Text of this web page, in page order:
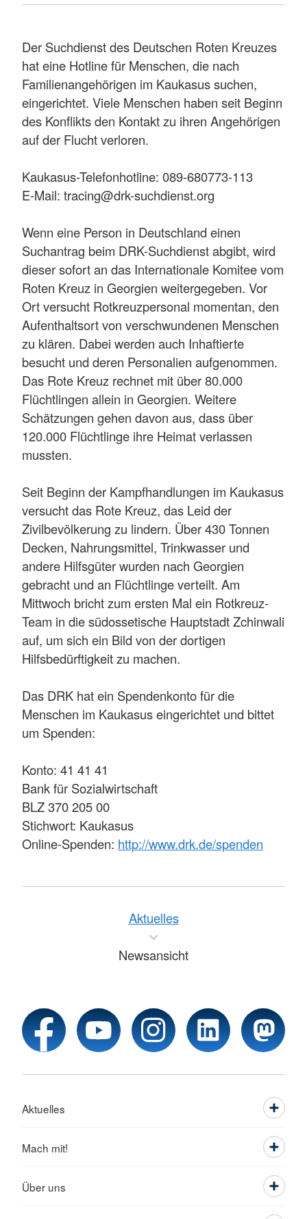
Der Suchdienst des Deutschen Roten Kreuzes
hat eine Hotline für Menschen, die nach
Familienangehörigen im Kaukasus suchen,
eingerichtet. Viele Menschen haben seit Beginn
des Konflikts den Kontakt zu ihren Angehörigen
auf der Flucht verloren.
Kaukasus-Telefonhotline: 089-680773-113
E-Mail: tracing@drk-suchdienst.org
Wenn eine Person in Deutschland einen
Suchantrag beim DRK-Suchdienst abgibt, wird
dieser sofort an das Internationale Komitee vom
Roten Kreuz in Georgien weitergegeben. Vor
Ort versucht Rotkreuzpersonal momentan, den
Aufenthaltsort von verschwundenen Menschen
zu klären. Dabei werden auch Inhaftierte
besucht und deren Personalien aufgenommen.
Das Rote Kreuz rechnet mit über 80.000
Flüchtlingen allein in Georgien. Weitere
Schätzungen gehen davon aus, dass über
120.000 Flüchtlinge ihre Heimat verlassen
mussten.
Seit Beginn der Kampfhandlungen im Kaukasus
versucht das Rote Kreuz, das Leid der
Zivilbevölkerung zu lindern. Über 430 Tonnen
Decken, Nahrungsmittel, Trinkwasser und
andere Hilfsgüter wurden nach Georgien
gebracht und an Flüchtlinge verteilt. Am
Mittwoch bricht zum ersten Mal ein Rotkreuz-
Team in die südossetische Hauptstadt Zchinwali
auf, um sich ein Bild von der dortigen
Hilfsbedürftigkeit zu machen.
Das DRK hat ein Spendenkonto für die
Menschen im Kaukasus eingerichtet und bittet
um Spenden:
Konto: 41 41 41
Bank für Sozialwirtschaft
BLZ 370 205 00
Stichwort: Kaukasus
Online-Spenden: http://www.drk.de/spenden
Aktuelles
Newsansicht
Aktuelles
Mach mit!
Über uns